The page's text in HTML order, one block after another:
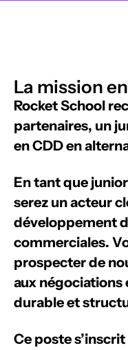
La mission
Rocket School
partenaires, un
en CDD en
En tant que
serez un acteur
développement
commerciales.
prospecter de
aux négociations
durable et
Ce poste